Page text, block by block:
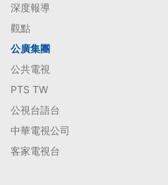
深度報導
觀點
公廣集團
公共電視
PTS TW
公視台語台
中華電視公司
客家電視台